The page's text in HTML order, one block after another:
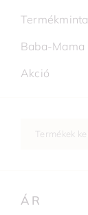
Termékminta
Baba-Mama
Akció
ÁR